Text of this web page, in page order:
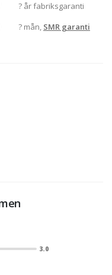
? år fabriksgaranti
? mån, SMR garanti
3.0